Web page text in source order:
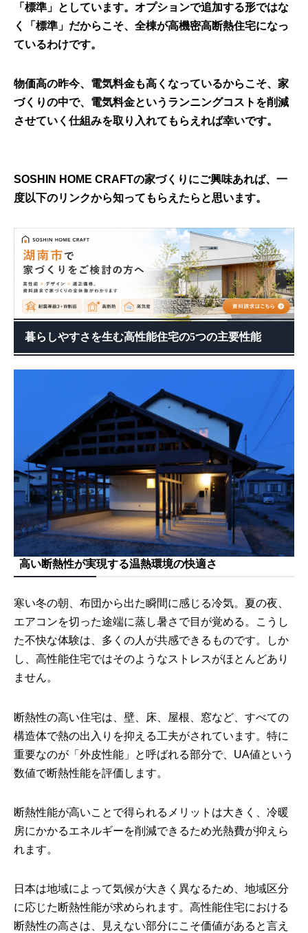
「標準」としています。オプションで追加する形ではな
く「標準」だからこそ、全棟が高機密高断熱住宅になっ
ているわけです。
物価高の昨今、電気料金も高くなっているからこそ、家
づくりの中で、電気料金というランニングコストを削減
させていく仕組みを取り入れてもらえれば幸いです。
SOSHIN HOME CRAFTの家づくりにご興味あれば、一
度以下のリンクから知ってもらえたらと思います。
暮らしやすさを生む高性能住宅の5つの主要性能
高い断熱性が実現する温熱環境の快適さ
寒い冬の朝、布団から出た瞬間に感じる冷気。夏の夜、
エアコンを切った途端に蒸し暑さで目が覚める。こうし
た不快な体験は、多くの人が共感できるものです。しか
し、高性能住宅ではそのようなストレスがほとんどあり
ません。
断熱性の高い住宅は、壁、床、屋根、窓など、すべての
構造体で熱の出入りを抑える工夫がされています。特に
重要なのが「外皮性能」と呼ばれる部分で、UA値という
数値で断熱性能を評価します。
断熱性能が高いことで得られるメリットは大きく、冷暖
房にかかるエネルギーを削減できるため光熱費が抑えら
れます。
日本は地域によって気候が大きく異なるため、地域区分
に応じた断熱性能が求められます。高性能住宅における
断熱性の高さは、見えない部分にこそ価値があると言え